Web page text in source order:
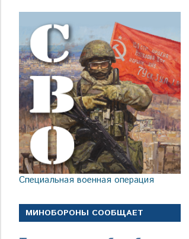
Специальная военная операция
МИНОБОРОНЫ СООБЩАЕТ